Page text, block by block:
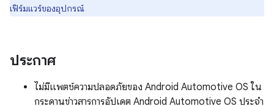
เฟิร์มแวร์ของอุปกรณ์
ประกาศ
ไม่มีแพตช์ความปลอดภัยของ Android Automotive OS ใน
กระดานข่าวสารการอัปเดต Android Automotive OS ประจำ